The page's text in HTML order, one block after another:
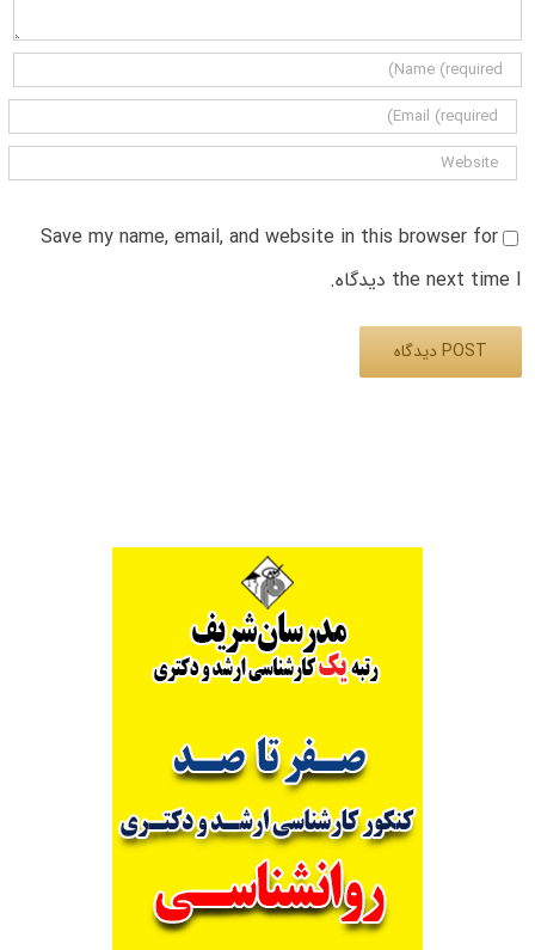
Save my name, email, and website in this browser for
the next time I دیدگاه.